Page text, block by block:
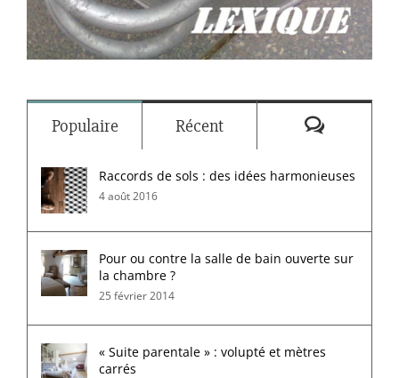
Populaire Récent
Raccords de sols : des idées harmonieuses
4 août 2016
Pour ou contre la salle de bain ouverte sur
la chambre ?
25 février 2014
« Suite parentale » : volupté et mètres
carrés